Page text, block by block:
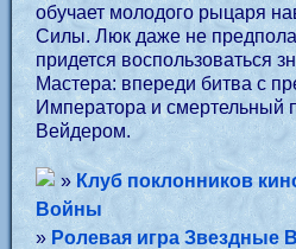
обучает молодого рыцаря
Силы. Люк даже не
придется воспользоваться
Мастера: впереди битва с
Императора и смертельный
Вейдером.
» Клуб поклонников
Войны
» Ролевая игра Звездные